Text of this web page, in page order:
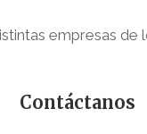
empresas de
Contáctanos